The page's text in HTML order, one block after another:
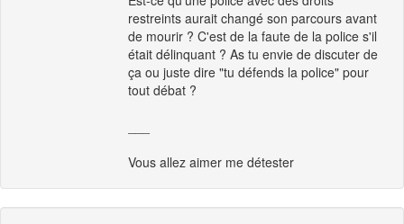
restreints aurait changé son parcours avant
de mourir ? C'est de la faute de la police s'il
était délinquant ? As tu envie de discuter de
ça ou juste dire "tu défends la police" pour
tout débat ?
Vous allez aimer me détester